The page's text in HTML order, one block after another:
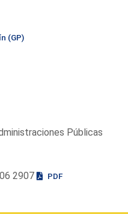
(GP)
Públicas
2907
PDF